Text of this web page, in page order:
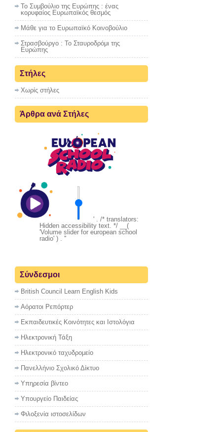
Το Συμβούλιο της Ευρώπης : ένας
κορυφαίος Ευρωπαϊκός θεσμός
Μάθε για το Ευρωπαϊκό Κοινοβούλιο
Στρασβούργο : To Σταυροδρόμι της
Ευρώπης
Στήλες
Χωρίς στήλες
Άρθρα ανά Στήλες
' . /* translators:
Hidden accessibility text. */ __(
'Volume slider for european school
radio' ) . ''
Σύνδεσμοι
British Council Learn English Kids
Αόρατοι Ρεπόρτερ
Εκπαιδευτικές Κοινότητες και Ιστολόγια
Ηλεκτρονική Τάξη
Ηλεκτρονικό ταχυδρομείο
Πανελλήνιο Σχολικό Δίκτυο
Υπηρεσία βίντεο
Υπουργείο Παιδείας
Φιλοξενία ιστοσελίδων